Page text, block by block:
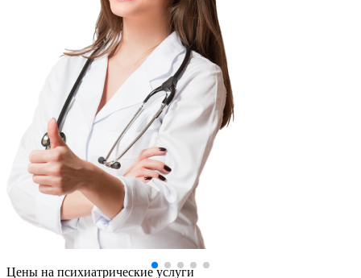
Цены на психиатрические услуги